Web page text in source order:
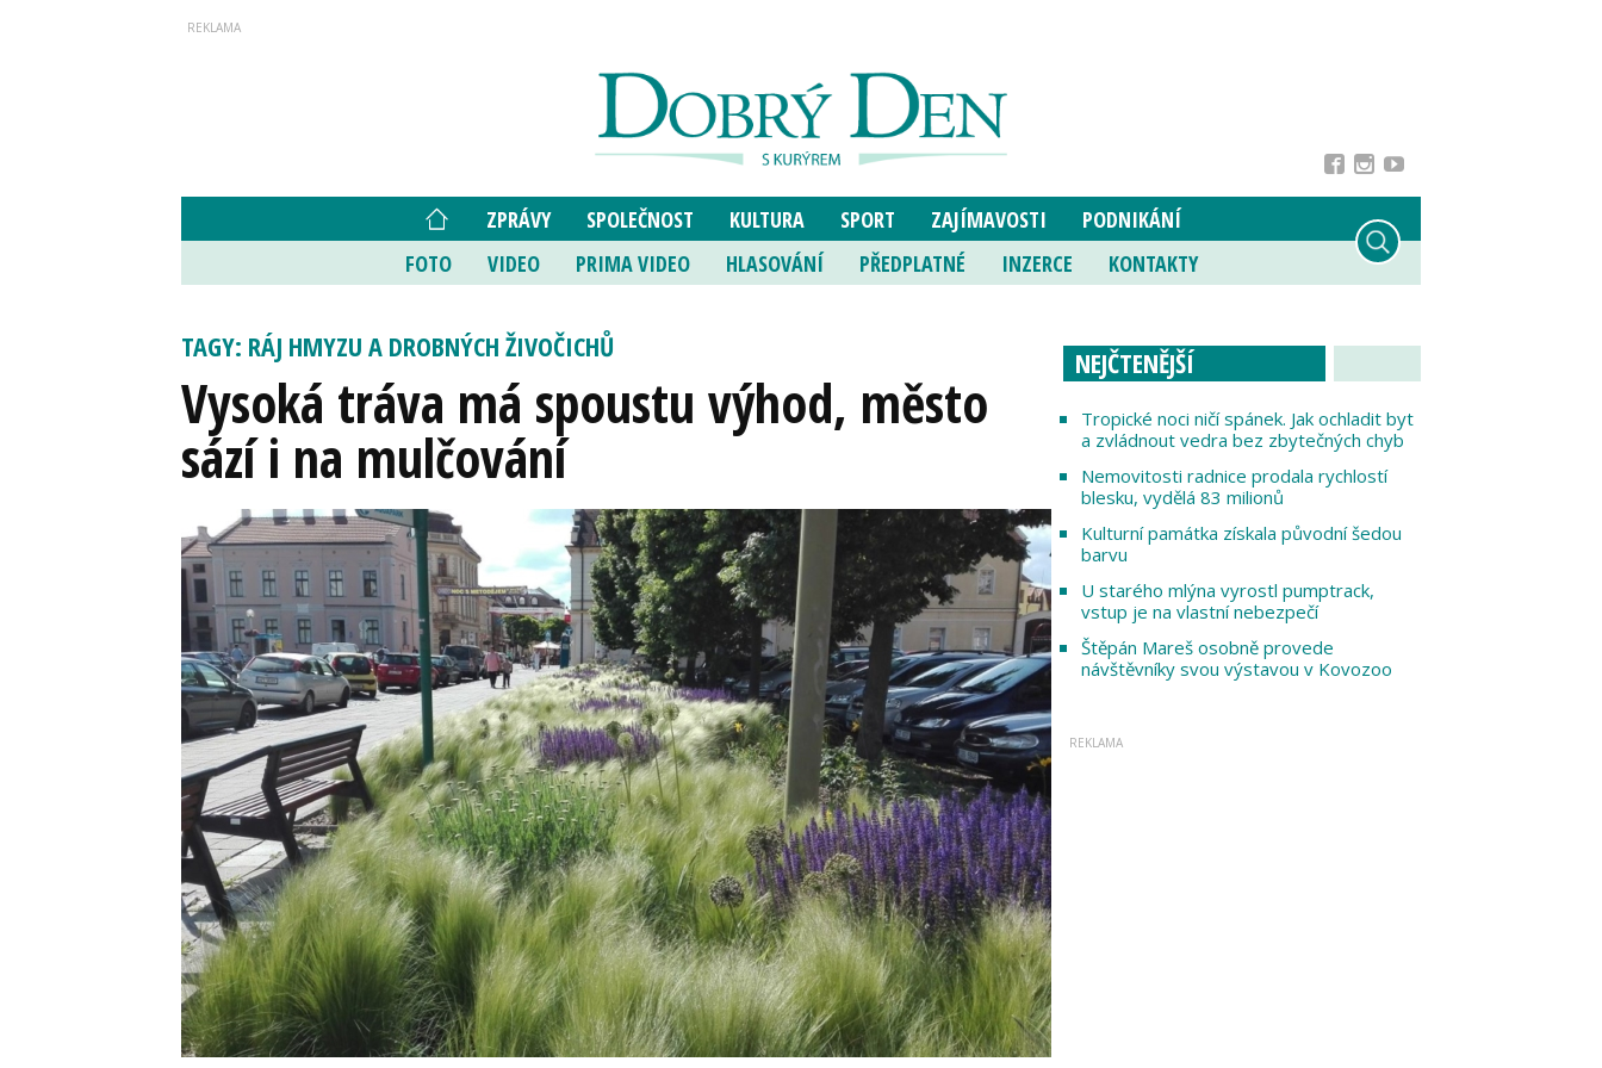
ZPRÁVY SPOLEČNOST KULTURA SPORT ZAJÍMAVOSTI
PODNIKÁNÍ
FOTO
VIDEO PRIMA VIDEO HLASOVÁNÍ PŘEDPLATNÉ INZERCE KONTAKTY
TAGY: RÁJ HMYZU A DROBNÝCH ŽIVOČICHŮ
Vysoká tráva má spoustu výhod, město
sází i na mulčování
NEJČTENĚJŠÍ
Tropické noci ničí spánek. Jak ochladit byt
a zvládnout vedra bez zbytečných chyb
Nemovitosti radnice prodala rychlostí
blesku, vydělá 83 milionů
Kulturní památka získala původní šedou
barvu
U starého mlýna vyrostl pumptrack,
vstup je na vlastní nebezpečí
Štěpán Mareš osobně provede
návštěvníky svou výstavou v Kovozoo